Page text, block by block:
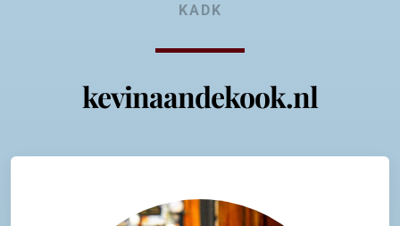
KADK
kevinaandekook.nl